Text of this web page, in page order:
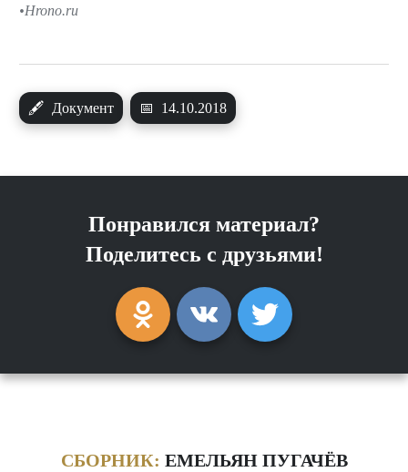
🖋 Документ 📅 14.10.2018
Hrono.ru
Понравился материал?
Поделитесь с друзьями!
СБОРНИК: ЕМЕЛЬЯН ПУГАЧЁВ